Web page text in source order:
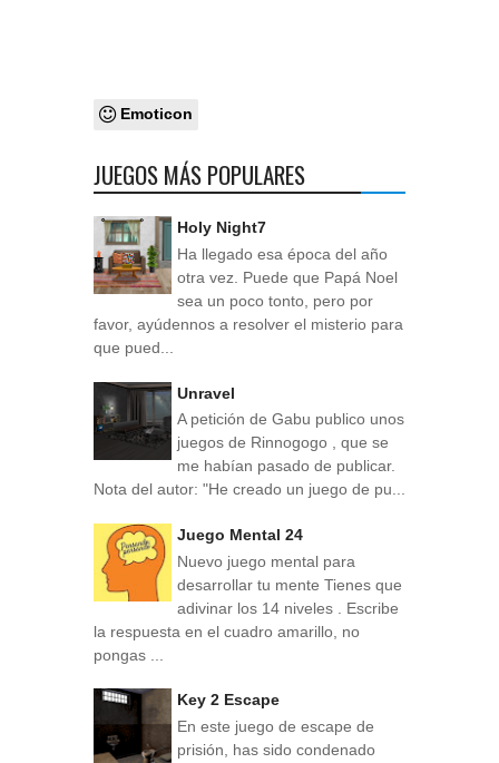
Emoticon
JUEGOS MÁS POPULARES
Holy Night7
Ha llegado esa época del año
otra vez. Puede que Papá Noel
sea un poco tonto, pero por
favor, ayúdennos a resolver el misterio para
que pued...
Unravel
A petición de Gabu publico unos
juegos de Rinnogogo , que se
me habían pasado de publicar.
Nota del autor: "He creado un juego de pu...
Juego Mental 24
Nuevo juego mental para
desarrollar tu mente Tienes que
adivinar los 14 niveles . Escribe
la respuesta en el cuadro amarillo, no
pongas ...
Key 2 Escape
En este juego de escape de
prisión, has sido condenado